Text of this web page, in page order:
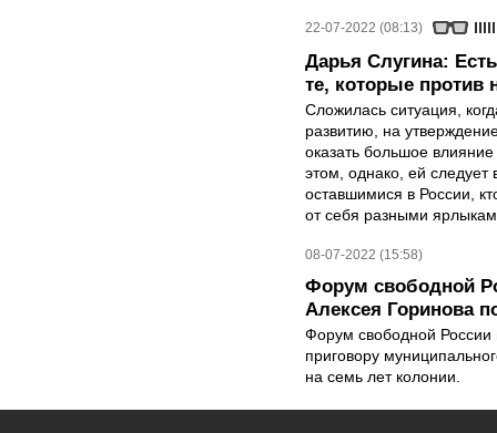
22-07-2022 (08:13)
Дарья Слугина:
те, которые против
Сложилась ситуация,
развитию, на
оказать большое
этом, однако, ей следует
оставшимися в России,
от себя разными
08-07-2022 (15:58)
Форум свободной
Алексея Горинова
Форум свободной России
приговору
на семь лет колонии.